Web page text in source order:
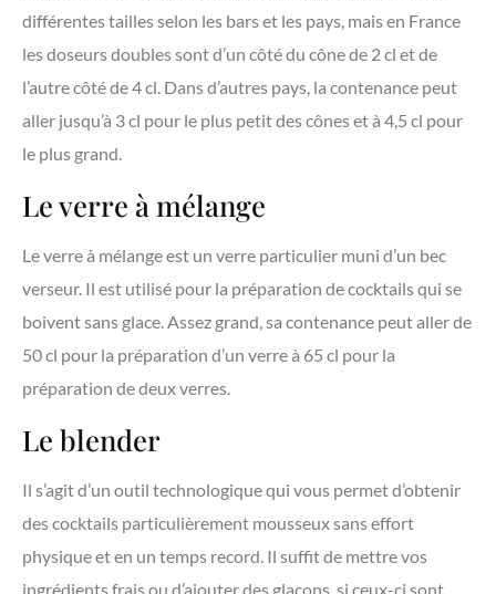
différentes tailles selon les bars et les pays, mais en France
les doseurs doubles sont d’un côté du cône de 2 cl et de
l’autre côté de 4 cl. Dans d’autres pays, la contenance peut
aller jusqu’à 3 cl pour le plus petit des cônes et à 4,5 cl pour
le plus grand.
Le verre à mélange
Le verre à mélange est un verre particulier muni d’un bec
verseur. Il est utilisé pour la préparation de cocktails qui se
boivent sans glace. Assez grand, sa contenance peut aller de
50 cl pour la préparation d’un verre à 65 cl pour la
préparation de deux verres.
Le blender
Il s’agit d’un outil technologique qui vous permet d’obtenir
des cocktails particulièrement mousseux sans effort
physique et en un temps record. Il suffit de mettre vos
ingrédients frais ou d’ajouter des glaçons, si ceux-ci sont